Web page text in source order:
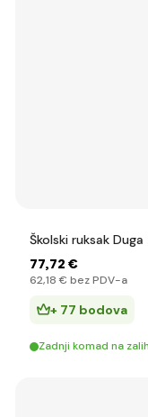
Školski ruksak
77,72 €
62,18 € bez PDV-a
+ 77 bodova
Zadnji komad na